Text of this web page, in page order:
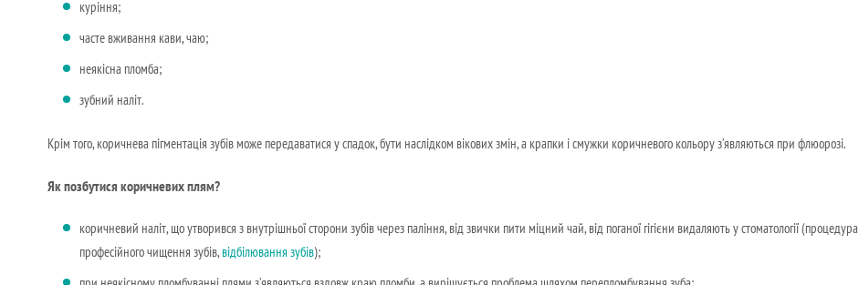
куріння;
часте вживання кави, чаю;
неякісна пломба;
зубний наліт.
Крім того, коричнева пігментація зубів може передаватися у спадок, бути наслідком вікових змін, а крапки і смужки коричневого кольору з’являються при флюорозі.
Як позбутися коричневих плям?
коричневий наліт, що утворився з внутрішньої сторони зубів через паління, від звички пити міцний чай, від поганої гігієни видаляють у стоматології (процедура
професійного чищення зубів,відбілювання зубів);